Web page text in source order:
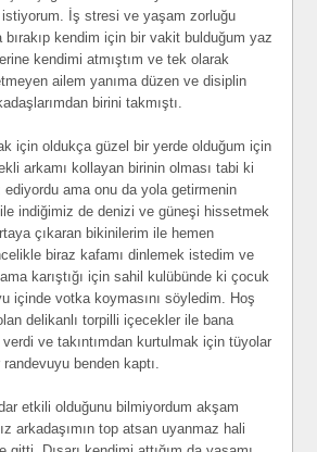
İş stresi ve yaşam zorluğu
bırakıp kendim için bir vakit bulduğum yaz
kendimi atmıştım ve tek olarak
ailem yanıma düzen ve disiplin
birini takmıştı.
için oldukça güzel bir yerde olduğum için
arkamı kollayan birinin olması tabi ki
ediyordu ama onu da yola getirmenin
indiğimiz de denizi ve güneşi hissetmek
çıkaran bikinilerim ile hemen
biraz kafamı dinlemek istedim ve
karıştığı için sahil kulübünde ki çocuk
içinde votka koymasını söyledim. Hoş
delikanlı torpilli içecekler ile bana
verdi ve takıntımdan kurtulmak için tüyolar
benden kaptı.
etkili olduğunu bilmiyordum akşam
arkadaşımın top atsan uyanmaz hali